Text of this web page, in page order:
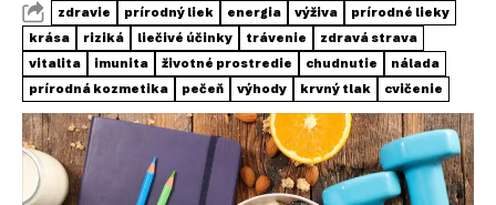
zdravie prírodný liek energia výživa
prírodné lieky
krása
riziká liečivé účinky trávenie
zdravá strava
vitalita
imunita životné prostredie chudnutie
nálada
prírodná kozmetika
pečeň výhody krvný tlak cvičenie